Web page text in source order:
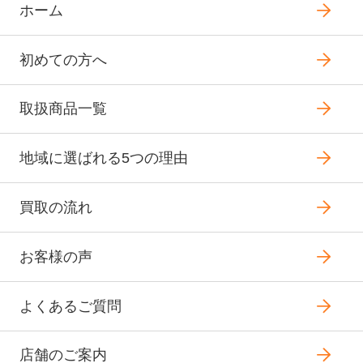
ホーム
初めての方へ
取扱商品一覧
地域に選ばれる5つの理由
買取の流れ
お客様の声
よくあるご質問
店舗のご案内